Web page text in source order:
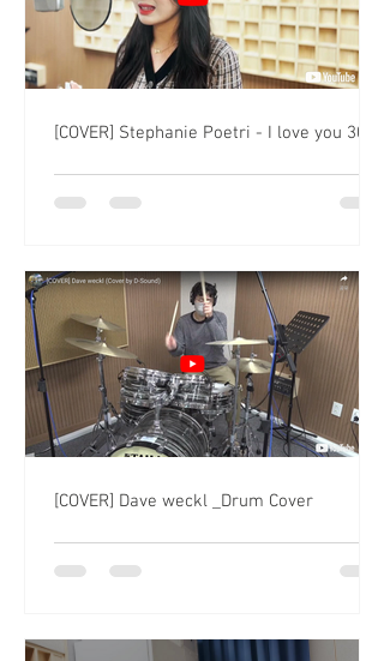
[COVER] Stephanie Poetri - I love you 3000
[COVER] Dave weckl _Drum Cover